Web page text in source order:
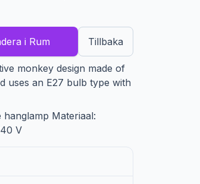
i Rum Tillbaka
monkey design made of
uses an E27 bulb type with
Materiaal:
V